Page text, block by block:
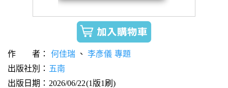
作 者： 何佳瑞、李彥儀 專題
出版社別： 五南
出版日期：2026/06/22(1版1刷)